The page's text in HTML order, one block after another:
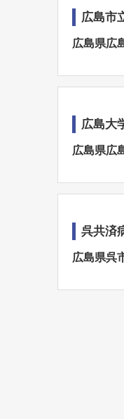
広島市
広島県広
広島大
広島県広
呉共済
広島県呉